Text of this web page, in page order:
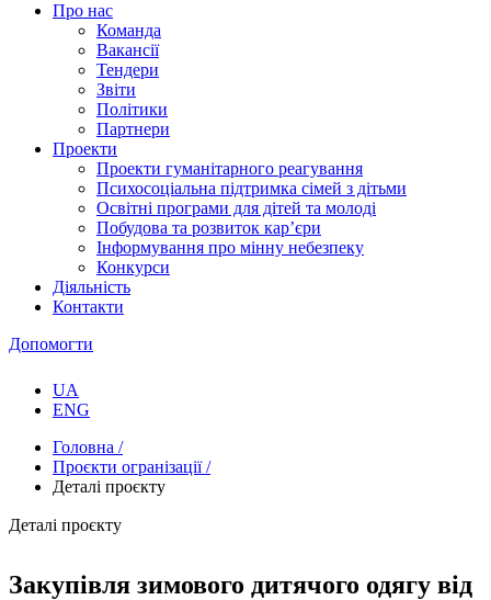
Про нас
Команда
Вакансії
Тендери
Звіти
Політики
Партнери
Проекти
Проекти гуманітарного реагування
Психосоціальна підтримка сімей з дітьми
Освітні програми для дітей та молоді
Побудова та розвиток кар’єри
Інформування про мінну небезпеку
Конкурси
Діяльність
Контакти
Допомогти
UA
ENG
Головна /
Проєкти огранізації /
Деталі проєкту
Деталі проєкту
Закупівля зимового дитячого одягу від